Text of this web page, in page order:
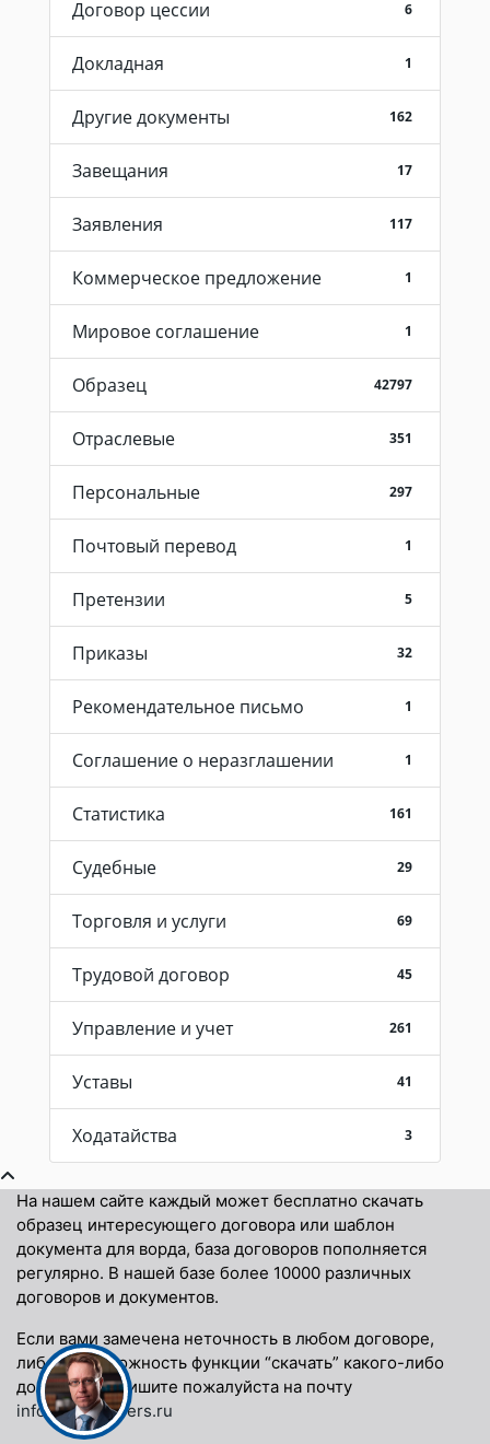
Договор цессии 6
Докладная 1
Другие документы 162
Завещания 17
Заявления 117
Коммерческое предложение 1
Мировое соглашение 1
Образец 42797
Отраслевые 351
Персональные 297
Почтовый перевод 1
Претензии 5
Приказы 32
Рекомендательное письмо 1
Соглашение о неразглашении 1
Статистика 161
Судебные 29
Торговля и услуги 69
Трудовой договор 45
Управление и учет 261
Уставы 41
Ходатайства 3
На нашем сайте каждый может бесплатно скачать
образец интересующего договора или шаблон
документа для ворда, база договоров пополняется
регулярно. В нашей базе более 10000 различных
договоров и документов.
Если вами замечена неточность в любом договоре,
либо невозможность функции “скачать” какого-либо
договора, напишите пожалуйста на почту
info@docspapers.ru